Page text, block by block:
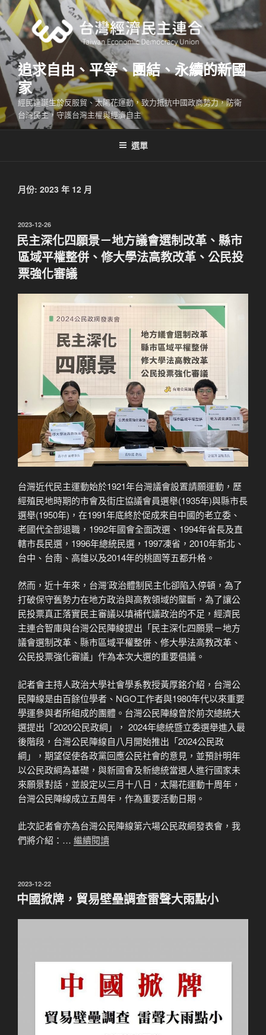
跳
至
主
內
容
追求自由、平等、團結、永續的新國
家
經民連誕生於反服貿、太陽花運動，致力抵抗中國政商勢力，防衛
台灣民主，守護台灣主權與經濟自主
選單
月份: 2023 年 12 月
發
佈
於
2023-12-26
民主深化四願景－地方議會選制改革、縣市
區域平權整併、修大學法高教改革、公民投
票強化審議
台灣近代民主運動始於1921年台灣議會設置請願運動，歷
經殖民地時期的市會及街庄協議會員選舉(1935年)與縣市長
選舉(1950年)，在1991年底終於促成來自中國的老立委、
老國代全部退職，1992年國會全面改選、1994年省長及直
轄市長民選，1996年總統民選，1997凍省，2010年新北、
台中、台南、高雄以及2014年的桃園等五都升格。
然而，近十年來，台灣’政治體制民主化卻陷入停頓，為了
打破保守舊勢力在地方政治與高教領域的壟斷，為了讓公
民投票真正落實民主審議以填補代議政治的不足，經濟民
主連合智庫與台灣公民陣線提出「民主深化四願景－地方
議會選制改革、縣市區域平權整併、修大學法高教改革、
公民投票強化審議」作為本次大選的重要倡議。
記者會主持人政治大學社會學系教授黃厚銘介紹，台灣公
民陣線是由百餘位學者、NGO工作者與1980年代以來重要
學運參與者所組成的團體。台灣公民陣線曾於前次總統大
選提出「2020公民政綱」， 2024年總統暨立委選舉進入最
後階段，台灣公民陣線自八月開始推出「2024公民政
綱」，期望促使各政黨回應公民社會的意見，並預計明年
以公民政綱為基礎，與新國會及新總統當選人進行國家未
來願景對話，並設定以三月十八日，太陽花運動十周年，
台灣公民陣線成立五周年，作為重要活動日期。
此次記者會亦為台灣公民陣線第六場公民政綱發表會，我
們將介紹：… 繼續閱讀
發
佈
於
2023-12-22
中國掀牌，貿易壁壘調查雷聲大雨點小